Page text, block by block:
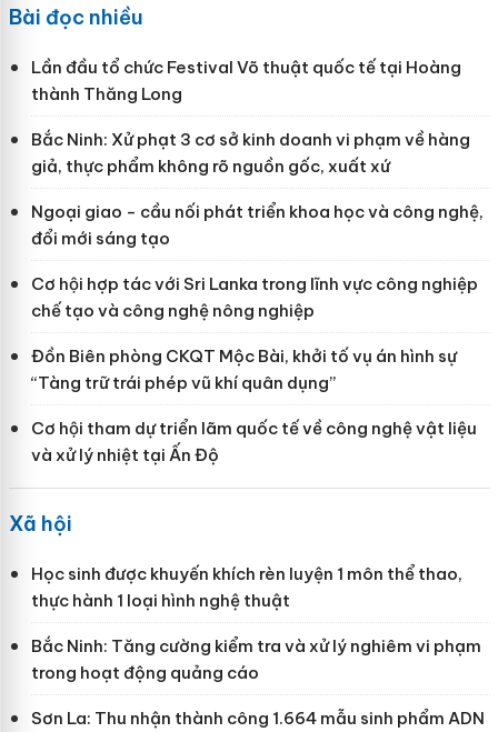
Bài đọc nhiều
Lần đầu tổ chức Festival Võ thuật quốc tế tại Hoàng
thành Thăng Long
Bắc Ninh: Xử phạt 3 cơ sở kinh doanh vi phạm về hàng
giả, thực phẩm không rõ nguồn gốc, xuất xứ
Ngoại giao - cầu nối phát triển khoa học và công nghệ,
đổi mới sáng tạo
Cơ hội hợp tác với Sri Lanka trong lĩnh vực công nghiệp
chế tạo và công nghệ nông nghiệp
Đồn Biên phòng CKQT Mộc Bài, khởi tố vụ án hình sự
“Tàng trữ trái phép vũ khí quân dụng”
Cơ hội tham dự triển lãm quốc tế về công nghệ vật liệu
và xử lý nhiệt tại Ấn Độ
Xã hội
Học sinh được khuyến khích rèn luyện 1 môn thể thao,
thực hành 1 loại hình nghệ thuật
Bắc Ninh: Tăng cường kiểm tra và xử lý nghiêm vi phạm
trong hoạt động quảng cáo
Sơn La: Thu nhận thành công 1.664 mẫu sinh phẩm ADN